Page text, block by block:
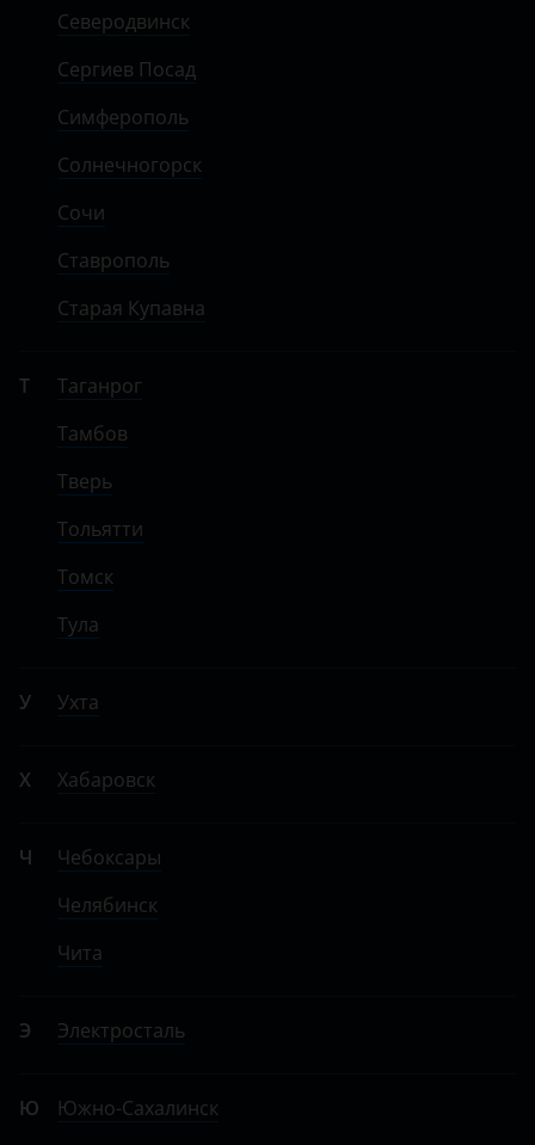
Северодвинск
Сергиев Посад
Симферополь
Солнечногорск
Сочи
Ставрополь
Старая Купавна
Т
Таганрог
Тамбов
Тверь
Тольятти
Томск
Тула
У Ухта
Х Хабаровск
Ч
Чебоксары
Челябинск
Чита
Э Электросталь
Ю Южно-Сахалинск